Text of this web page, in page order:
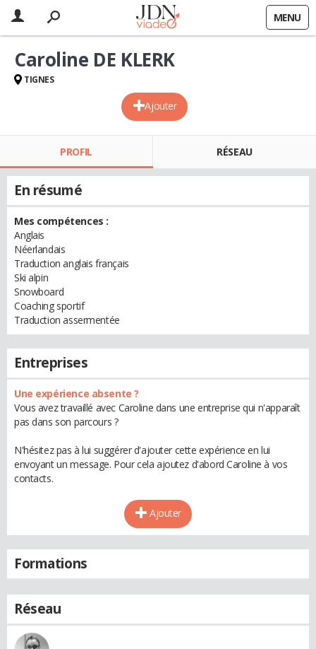
MENU
Ajouter
Caroline DE KLERK
TIGNES
PROFIL RÉSEAU
En résumé
Mes compétences :
Anglais
Néerlandais
Traduction anglais français
Ski alpin
Snowboard
Coaching sportif
Traduction assermentée
Entreprises
Une expérience absente ?
Vous avez travaillé avec Caroline dans une entreprise qui n'apparaît
pas dans son parcours ?
N'hésitez pas à lui suggérer d'ajouter cette expérience en lui
envoyant un message. Pour cela ajoutez d'abord Caroline à vos
contacts.
Ajouter
Formations
Réseau